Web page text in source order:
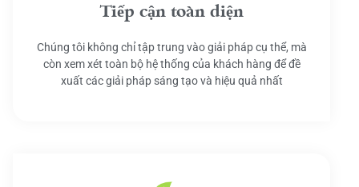
Tiếp cận toàn diện
Chúng tôi không chỉ tập trung vào giải pháp cụ thể, mà
còn xem xét toàn bộ hệ thống của khách hàng để đề
xuất các giải pháp sáng tạo và hiệu quả nhất